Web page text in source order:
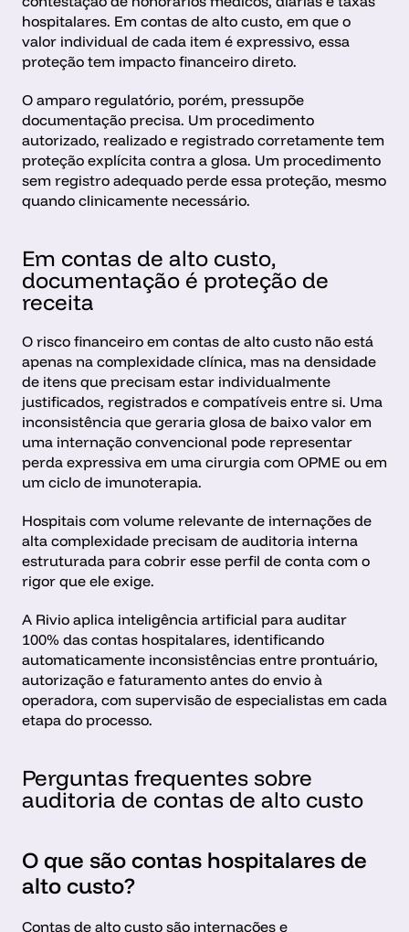
hospitalares. Em contas de alto custo, em que o
valor individual de cada item é expressivo, essa
proteção tem impacto financeiro direto.
O amparo regulatório, porém, pressupõe
documentação precisa. Um procedimento
autorizado, realizado e registrado corretamente tem
proteção explícita contra a glosa. Um procedimento
sem registro adequado perde essa proteção, mesmo
quando clinicamente necessário.
Em contas de alto custo,
documentação é proteção de
receita
O risco financeiro em contas de alto custo não está
apenas na complexidade clínica, mas na densidade
de itens que precisam estar individualmente
justificados, registrados e compatíveis entre si. Uma
inconsistência que geraria glosa de baixo valor em
uma internação convencional pode representar
perda expressiva em uma cirurgia com OPME ou em
um ciclo de imunoterapia.
Hospitais com volume relevante de internações de
alta complexidade precisam de auditoria interna
estruturada para cobrir esse perfil de conta com o
rigor que ele exige.
A Rivio aplica inteligência artificial para auditar
100% das contas hospitalares, identificando
automaticamente inconsistências entre prontuário,
autorização e faturamento antes do envio à
operadora, com supervisão de especialistas em cada
etapa do processo.
Perguntas frequentes sobre
auditoria de contas de alto custo
O que são contas hospitalares de
alto custo?
Contas de alto custo são internações e